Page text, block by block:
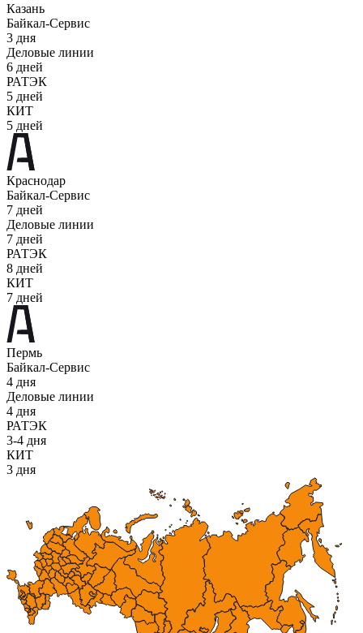
Казань
Байкал-Сервис
3 дня
Деловые линии
6 дней
РАТЭК
5 дней
КИТ
5 дней
Краснодар
Байкал-Сервис
7 дней
Деловые линии
7 дней
РАТЭК
8 дней
КИТ
7 дней
Пермь
Байкал-Сервис
4 дня
Деловые линии
4 дня
РАТЭК
3-4 дня
КИТ
3 дня